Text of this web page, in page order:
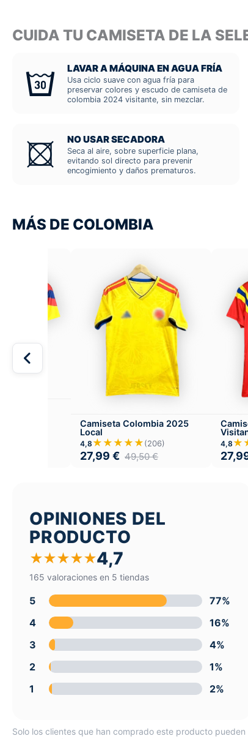
CUIDA TU CAMISETA DE LA
LAVAR A MÁQUINA EN AGUA FRÍA
Usa ciclo suave con agua fría para
preservar colores y escudo de camiseta de
colombia 2024 visitante, sin mezclar.
NO USAR SECADORA
Seca al aire, sobre superficie plana,
evitando sol directo para prevenir
encogimiento y daños prematuros.
MÁS DE COLOMBIA
Camiseta Colombia 2025
Local
4,8 ★★★★★(206)
27,99 € 49,50€
4,8
OPINIONES DEL
PRODUCTO
★★★★★4,7
165 valoraciones en 5 tiendas
5
77%
4
16%
3
4%
2
1%
1
2%
Solo los clientes que han comprado este producto pueden